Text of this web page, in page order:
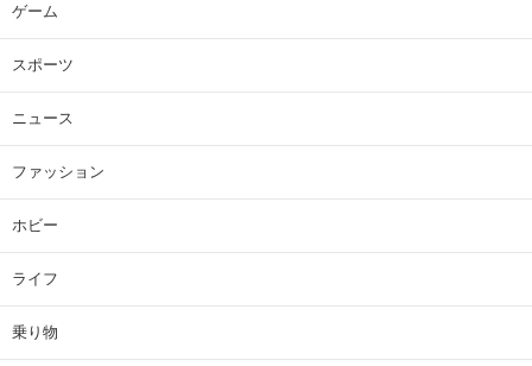
ゲーム
スポーツ
ニュース
ファッション
ホビー
ライフ
乗り物